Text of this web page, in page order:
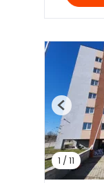
1 /11
Previous